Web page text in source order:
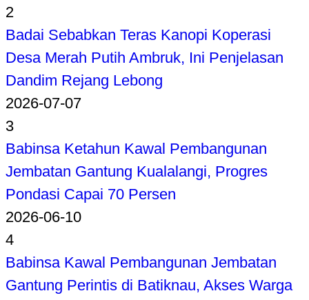
2
Badai Sebabkan Teras Kanopi Koperasi
Desa Merah Putih Ambruk, Ini Penjelasan
Dandim Rejang Lebong
2026-07-07
3
Babinsa Ketahun Kawal Pembangunan
Jembatan Gantung Kualalangi, Progres
Pondasi Capai 70 Persen
2026-06-10
4
Babinsa Kawal Pembangunan Jembatan
Gantung Perintis di Batiknau, Akses Warga